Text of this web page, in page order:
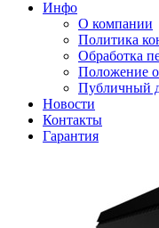
Инфо
О компании
Политика
Обработка
Положение
Публичный
Новости
Контакты
Гарантия